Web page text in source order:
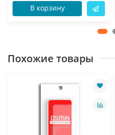
В корзину
Похожие товары